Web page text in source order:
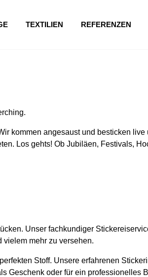
TEXTILIEN REFERENZEN
kommen angesaust und besticken live
Los gehts! Ob Jubiläen, Festivals,
Unser fachkundiger
mehr zu versehen.
Stoff. Unsere erfahrenen
Geschenk oder für ein professionelles